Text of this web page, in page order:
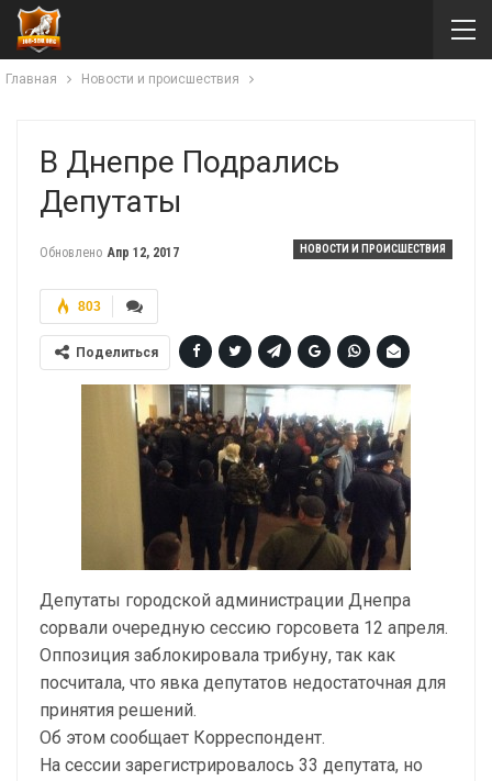
Главная Новости и происшествия
В Днепре Подрались
Депутаты
НОВОСТИ И ПРОИСШЕСТВИЯ
Обновлено Апр 12, 2017
803
Поделиться
Депутаты городской администрации Днепра
сорвали очередную сессию горсовета 12 апреля.
Оппозиция заблокировала трибуну, так как
посчитала, что явка депутатов недостаточная для
принятия решений.
Об этом сообщает Корреспондент.
На сессии зарегистрировалось 33 депутата, но